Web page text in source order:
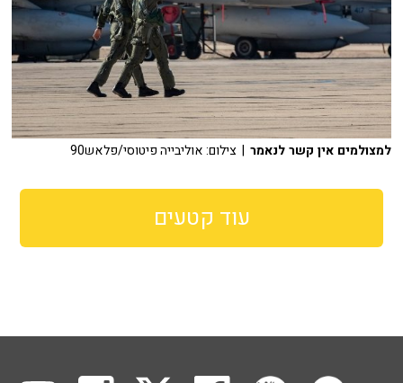
למצולמים אין קשר לנאמר | צילום: אוליבייה פיטוסי/פלאש90
עוד קטעים